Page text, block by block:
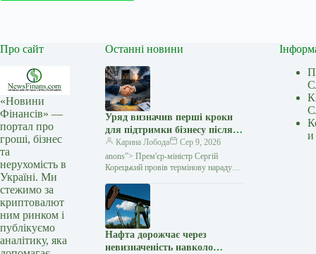
Про сайт
«Новини
Фінансів» —
портал про
гроші, бізнес
та
нерухомість в
Україні. Ми
стежимо за
криптовалют
ним ринком і
публікуємо
аналітику, яка
Останні новини
Уряд визначив перші кроки
для підтримки бізнесу після
російських атак — Мінфін
Карина Лобода
Сер 9, 2026
anons”> Прем'єр-міністр Сергій
Корецький провів термінову нараду
та логістичних компаній після серії
російських ударів
Нафта дорожчає через
невизначеність навколо
и